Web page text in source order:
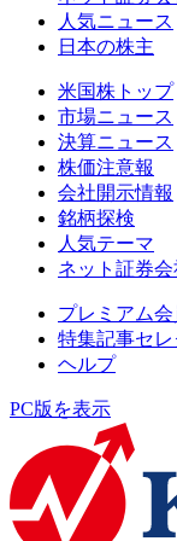
人気ニュース
日本の株主
米国株トップ
市場ニュース
決算ニュース
株価注意報
会社開示情報
銘柄探検
人気テーマ
ネット証券
プレミアム
特集記事セ
ヘルプ
PC版を表示